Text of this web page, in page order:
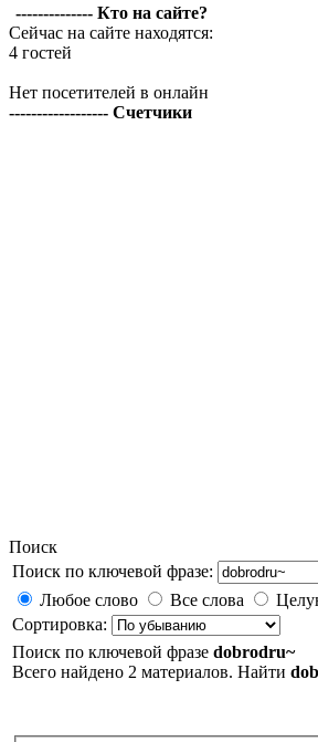
-------------- Кто на сайте?
Сейчас на сайте находятся:
4 гостей
Нет посетителей в онлайн
------------------ Счетчики
Поиск
Поиск по ключевой фразе:
Любое слово
Все слова
Сортировка:
Поиск по ключевой фразе dobrodru~
Всего найдено 2 материалов. Найти